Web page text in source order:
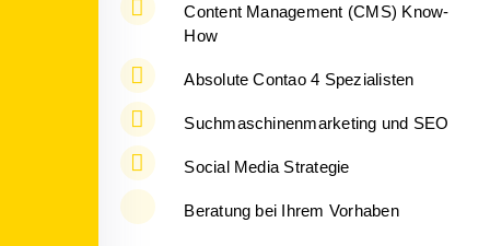
Content Management (CMS) Know-
How
Absolute Contao 4 Spezialisten
Suchmaschinenmarketing und SEO
Social Media Strategie
Beratung bei Ihrem Vorhaben